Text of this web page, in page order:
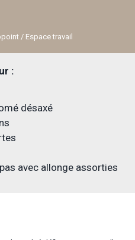
/ Espace travail
:
désaxé
avec allonge assorties